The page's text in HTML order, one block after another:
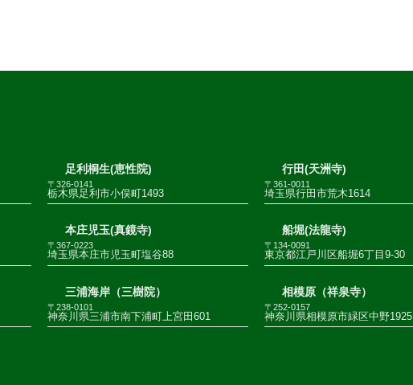
足利桐生(恵性院)
〒326-0141
栃木県足利市小俣町1493
行田(天洲寺)
〒361-0011
埼玉県行田市荒木1614
本庄児玉(真鏡寺)
〒367-0223
埼玉県本庄市児玉町塩谷88
船堀(法龍寺)
〒134-0091
東京都江戸川区船堀6丁目9-30
三浦海岸（三樹院）
〒238-0101
神奈川県三浦市南下浦町上宮田601
相模原（祥泉寺）
〒252-0157
神奈川県相模原市緑区中野1925